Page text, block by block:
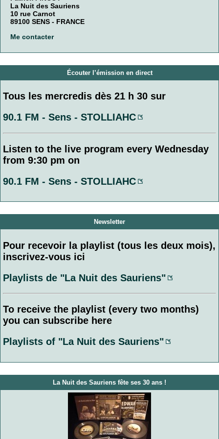
La Nuit des Sauriens
10 rue Carnot
89100 SENS - FRANCE
Me contacter
Écouter l’émission en direct
Tous les mercredis dès 21 h 30 sur
90.1 FM - Sens - STOLLIAHC
Listen to the live program every Wednesday
from 9:30 pm on
90.1 FM - Sens - STOLLIAHC
Newsletter
Pour recevoir la playlist (tous les deux mois),
inscrivez-vous ici
Playlists de "La Nuit des Sauriens"
To receive the playlist (every two months)
you can subscribe here
Playlists of "La Nuit des Sauriens"
La Nuit des Sauriens fête ses 30 ans !